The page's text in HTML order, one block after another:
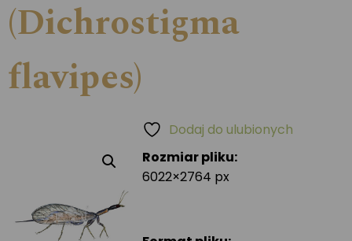
(Dichrostigma
flavipes)
Rozmiar pliku:
6022×2764 px
Dodaj do ulubionych